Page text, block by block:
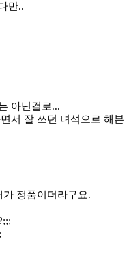
만..
아닌걸로...
서 잘 쓰던 녀석으로 해본
가 정품이더라구요.